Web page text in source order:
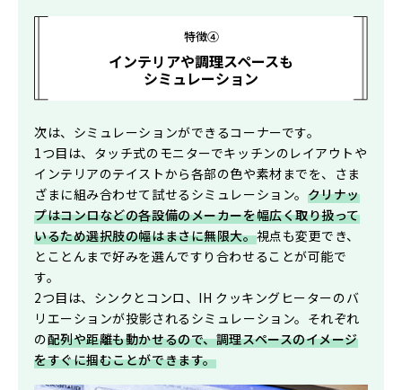
特徴④
インテリアや調理スペースも
シミュレーション
次は、シミュレーションができるコーナーです。
1つ目は、タッチ式のモニターでキッチンのレイアウトや
インテリアのテイストから各部の色や素材までを、さま
ざまに組み合わせて試せるシミュレーション。 クリナッ
プはコンロなどの各設備のメーカーを幅広く取り扱って
いるため選択肢の幅はまさに無限大。視点も変更でき、
とことんまで好みを選んですり合わせることが可能で
す。
2つ目は、シンクとコンロ、IH クッキングヒーターのバ
リエーションが投影されるシミュレーション。それぞれ
の配列や距離も動かせるので、調理スペースのイメージ
をすぐに掴むことができます。